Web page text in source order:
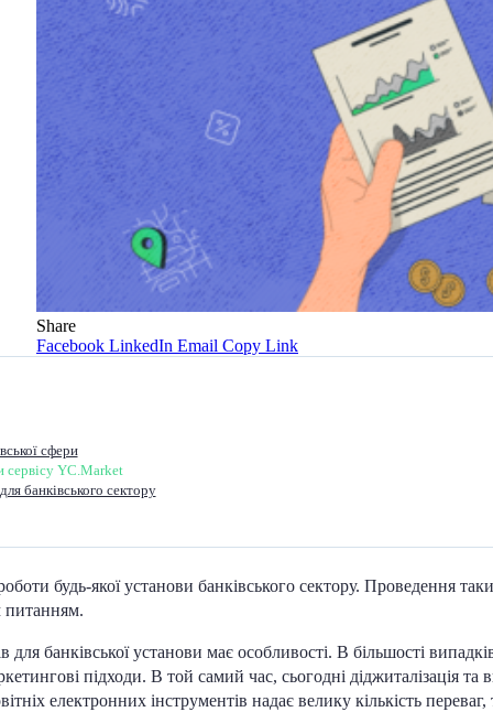
Share
Facebook LinkedIn Email Copy Link
сфери
сервісу YC.Market
банківського сектору
будь-якої установи банківського сектору. Проведення
питанням.
банківської установи має особливості. В більшості
підходи. В той самий час, сьогодні діджиталізація та
електронних інструментів надає велику кількість